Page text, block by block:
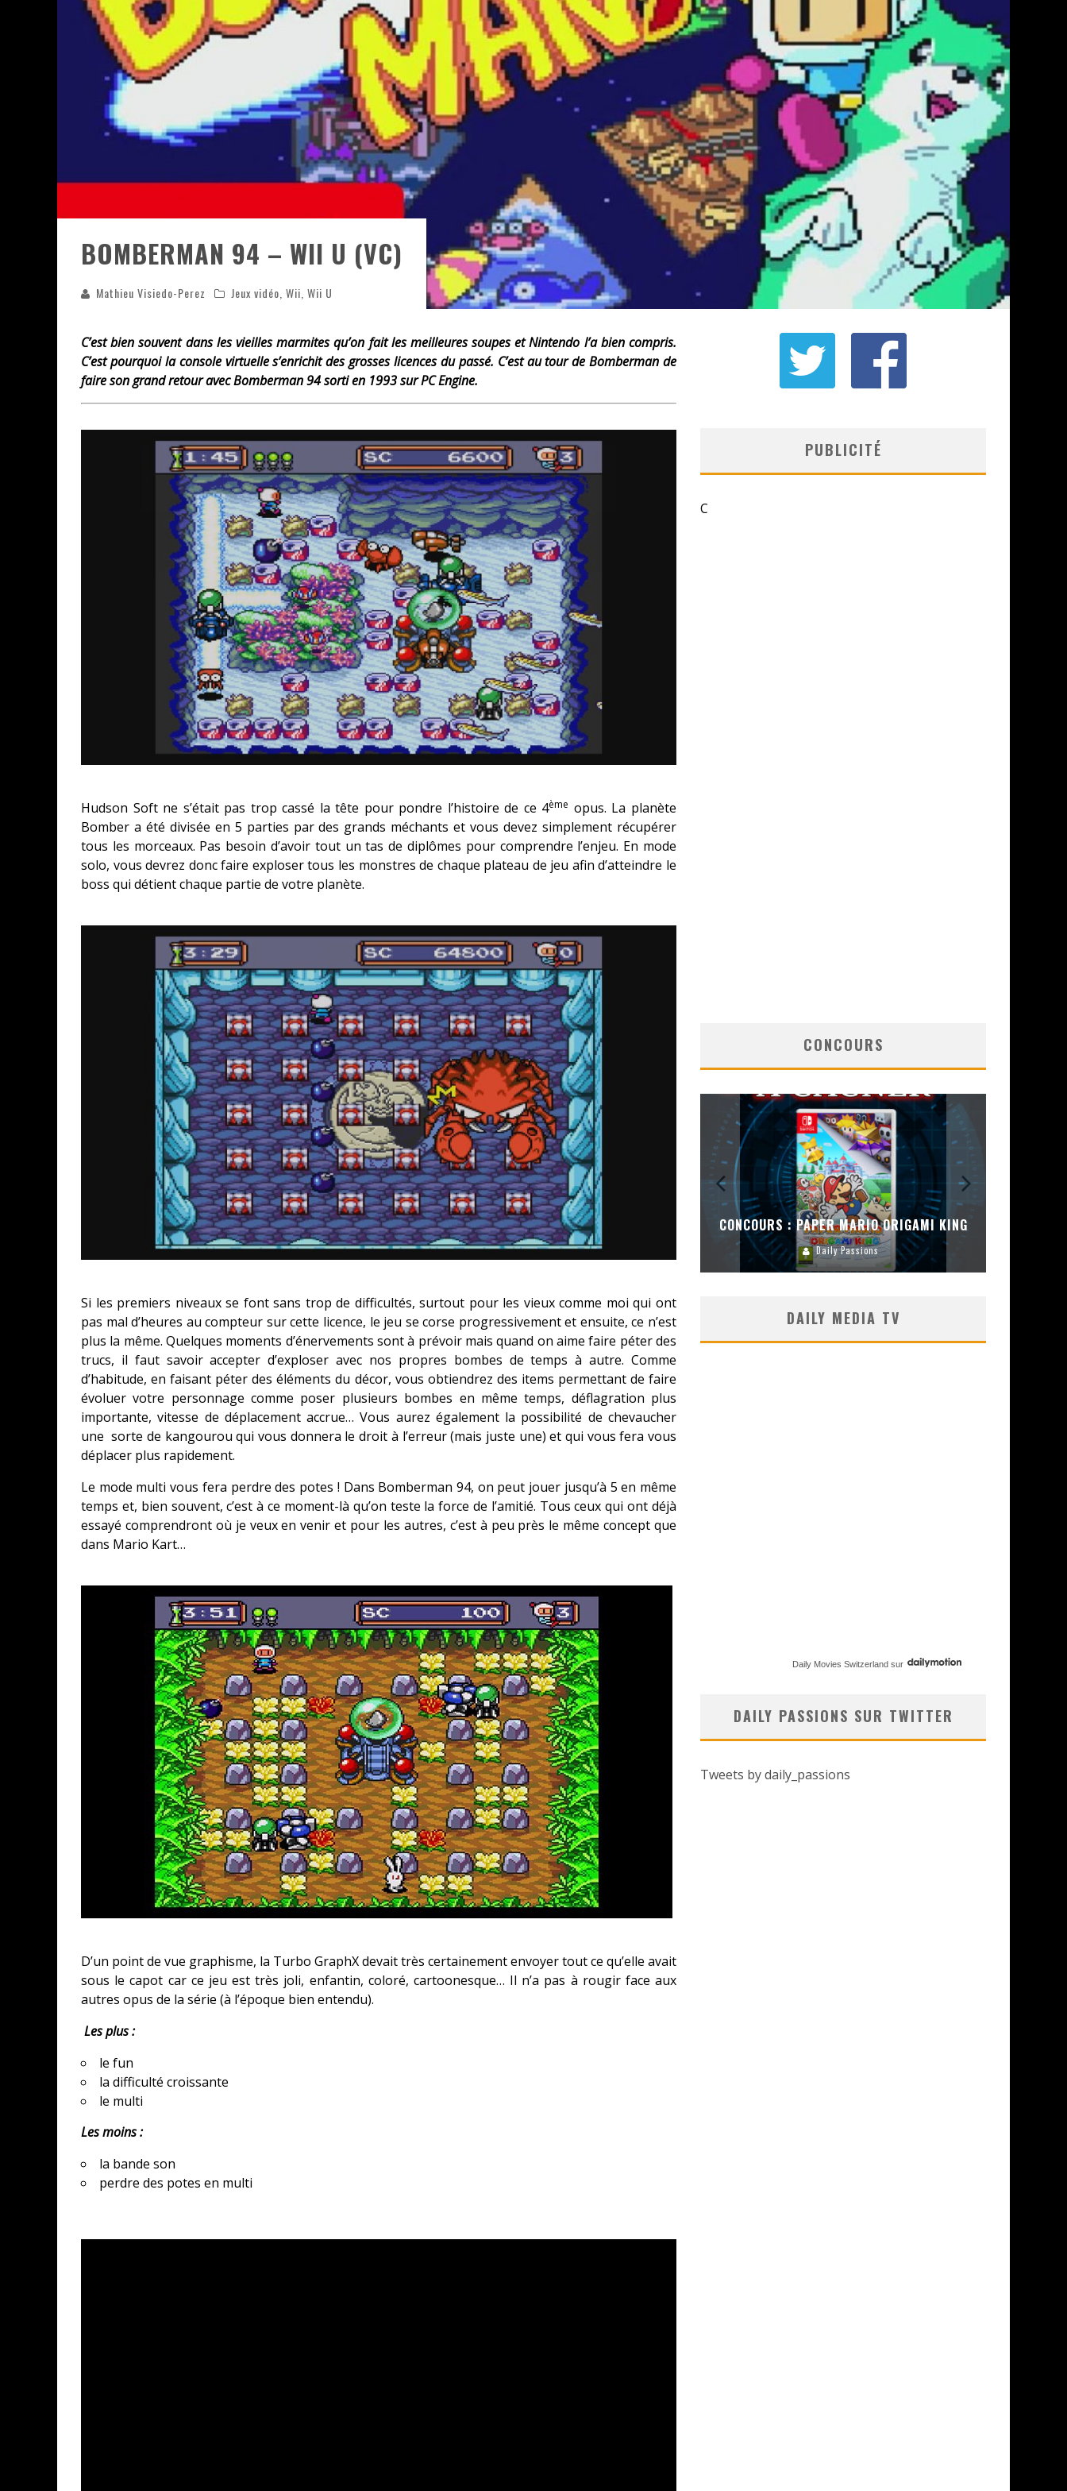
«
DR WERTHAM / L’HOMME QUI ÉTUDIA LES TUEURS EN SÉRIE » - UN MÉTIER À RISQUE !
ASSASSIN'S CREED BLACK FLAG RESYNCED
« LE VENT DAND LES SAULES » - UNE BELLE HISTOIRE !
« DAMN THEM ALL » - UN DUO DE CHOC !
YOSHI AND THE MYSTERIOUS BOOK
BOMBERMAN 94 – WII U (VC)
Mathieu Visiedo-Perez Jeux vidéo Wii Wii U
C’est bien souvent dans les vieilles marmites qu’on fait les meilleures soupes et Nintendo l’a bien compris.
C’est pourquoi la console virtuelle s’enrichit des grosses licences du passé. C’est au tour de Bomberman de
faire son grand retour avec Bomberman 94 sorti en 1993 sur PC Engine.
Hudson Soft ne s’était pas trop cassé la tête pour pondre l’histoire de ce 4ème opus. La planète
Bomber a été divisée en 5 parties par des grands méchants et vous devez simplement récupérer
tous les morceaux. Pas besoin d’avoir tout un tas de diplômes pour comprendre l’enjeu. En mode
solo, vous devrez donc faire exploser tous les monstres de chaque plateau de jeu afin d’atteindre le
boss qui détient chaque partie de votre planète.
Si les premiers niveaux se font sans trop de difficultés, surtout pour les vieux comme moi qui ont
pas mal d’heures au compteur sur cette licence, le jeu se corse progressivement et ensuite, ce n’est
plus la même. Quelques moments d’énervements sont à prévoir mais quand on aime faire péter des
trucs, il faut savoir accepter d’exploser avec nos propres bombes de temps à autre. Comme
d’habitude, en faisant péter des éléments du décor, vous obtiendrez des items permettant de faire
évoluer votre personnage comme poser plusieurs bombes en même temps, déflagration plus
importante, vitesse de déplacement accrue… Vous aurez également la possibilité de chevaucher
une sorte de kangourou qui vous donnera le droit à l’erreur (mais juste une) et qui vous fera vous
déplacer plus rapidement.
Le mode multi vous fera perdre des potes ! Dans Bomberman 94, on peut jouer jusqu’à 5 en même
temps et, bien souvent, c’est à ce moment-là qu’on teste la force de l’amitié. Tous ceux qui ont déjà
essayé comprendront où je veux en venir et pour les autres, c’est à peu près le même concept que
dans Mario Kart…
D’un point de vue graphisme, la Turbo GraphX devait très certainement envoyer tout ce qu’elle avait
sous le capot car ce jeu est très joli, enfantin, coloré, cartoonesque… Il n’a pas à rougir face aux
autres opus de la série (à l’époque bien entendu).
Les plus :
le fun
la difficulté croissante
le multi
Les moins :
la bande son
perdre des potes en multi
PUBLICITÉ
C
CONCOURS
CONCOURS : CALENDRIER DE L’AVENT – UNE
COPIE DU JEU « GRID, ULTIMATE EDITION »
SUR XBOX ONE OU PS4
Daily Passions
CONCOURS : PAPER MARIO ORIGAMI KING
Daily Passions
DAILY MEDIA TV
Daily Movies Switzerland sur
DAILY PASSIONS SUR TWITTER
Tweets by daily_passions